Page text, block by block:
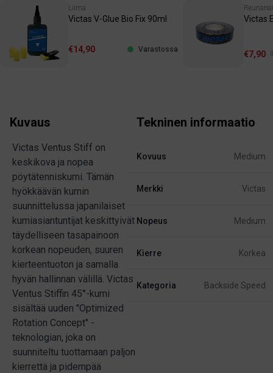
Liima
Victas V-Glue Bio Fix 90ml
€14,90 Varastossa
Victas
€7,90
Kuvaus
Victas Ventus Stiff on
keskikova ja nopea
pöytätenniskumi. Tämän
hyökkäävän kumin
suunnittelussa japanilaiset
kumiasiantuntijat keskittyivät
täydelliseen tasapainoon
korkean nopeuden, suuren
kierteentuoton ja samalla
hyvän hallinnan välillä. Victas
Ventus Stiffin 45°-kumi
sisältää uuden "Optimized
Rotation Concept" -
teknologian, joka on
suunniteltu tuottamaan paljon
kierrettä ja pidempää
Tekninen informaatio
Kovuus Medium
Merkki Victas
Nopeus Medium
Kierre Korkea
Kategoria Backside Speed